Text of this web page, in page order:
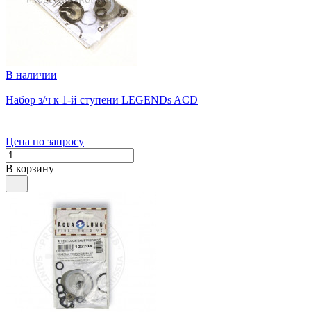
В наличии
Набор з/ч к 1-й ступени LEGENDs ACD
Цена по запросу
В корзину